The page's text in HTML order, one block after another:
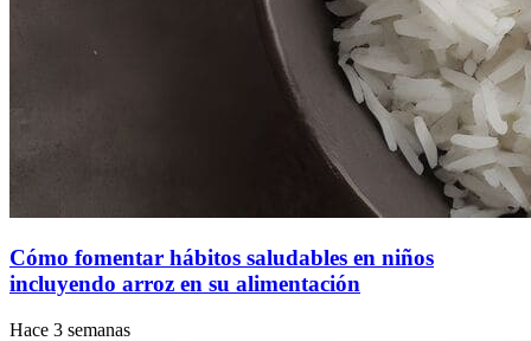
Cómo fomentar hábitos saludables en niños
incluyendo arroz en su alimentación
Hace 3 semanas